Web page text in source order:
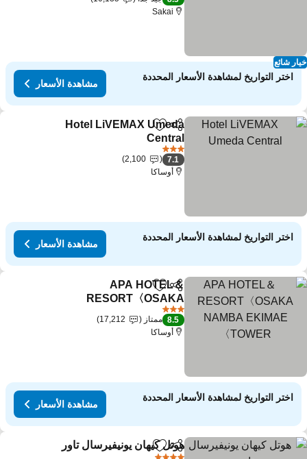
شائع
Sakai
اختر التواريخ لمشاهدة الأسعار المحددة
مشاهدة الأسعار
مشاركةAdd to favorites
Hotel LiVEMAX Umeda
Central
مشاهدة الأسعار
7.1
2,100
أوساكا
اختر التواريخ لمشاهدة الأسعار المحددة
مشاهدة الأسعار
مشاركةAdd to favorites
APA HOTEL＆
RESORT〈OSAKA
NAMBA EKIMAE
TOWER〉
مشاهدة الأسعار
8.5 ممتاز
17,212
أوساكا
اختر التواريخ لمشاهدة الأسعار المحددة
مشاهدة الأسعار
مشاركةAdd to favorites
هوتل كيهان يونيفيرسال تاور